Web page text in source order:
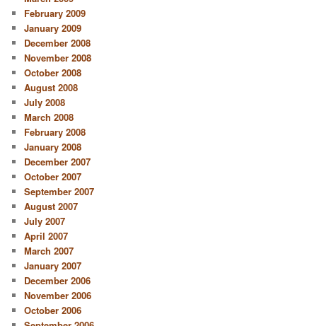
February 2009
January 2009
December 2008
November 2008
October 2008
August 2008
July 2008
March 2008
February 2008
January 2008
December 2007
October 2007
September 2007
August 2007
July 2007
April 2007
March 2007
January 2007
December 2006
November 2006
October 2006